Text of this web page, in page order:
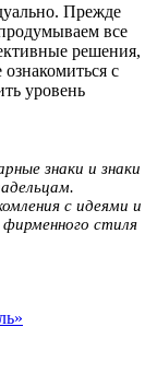
Прежде
все
решения,
с
уровень
знаки и знаки
с идеями и
стиля